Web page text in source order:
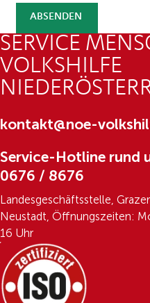
ABSENDEN
SERVICE
VOLKSHILFE
kontakt@noe-
Service-Hotline rund
0676 / 8676
Landesgeschäftsstelle,
Neustadt, Öffnungszeiten:
16 Uhr